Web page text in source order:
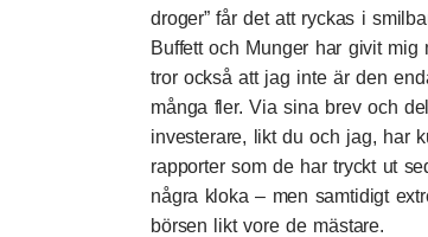
droger” får det att ryckas i
Buffett och Munger har givit
tror också att jag inte är den
många fler. Via sina brev och
investerare, likt du och jag, har
rapporter som de har tryckt ut
några kloka – men samtidigt
börsen likt vore de mästare.